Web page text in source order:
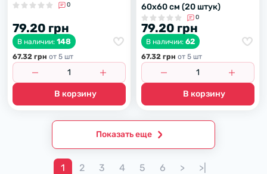
0
79.20 грн
В наличии: 148
67.32 грн от 5 шт
В корзину
60х60 см (20 штук)
0
79.20 грн
В наличии: 62
67.32 грн от 5 шт
В корзину
Показать еще
1 2 3 4 5 6 > >|